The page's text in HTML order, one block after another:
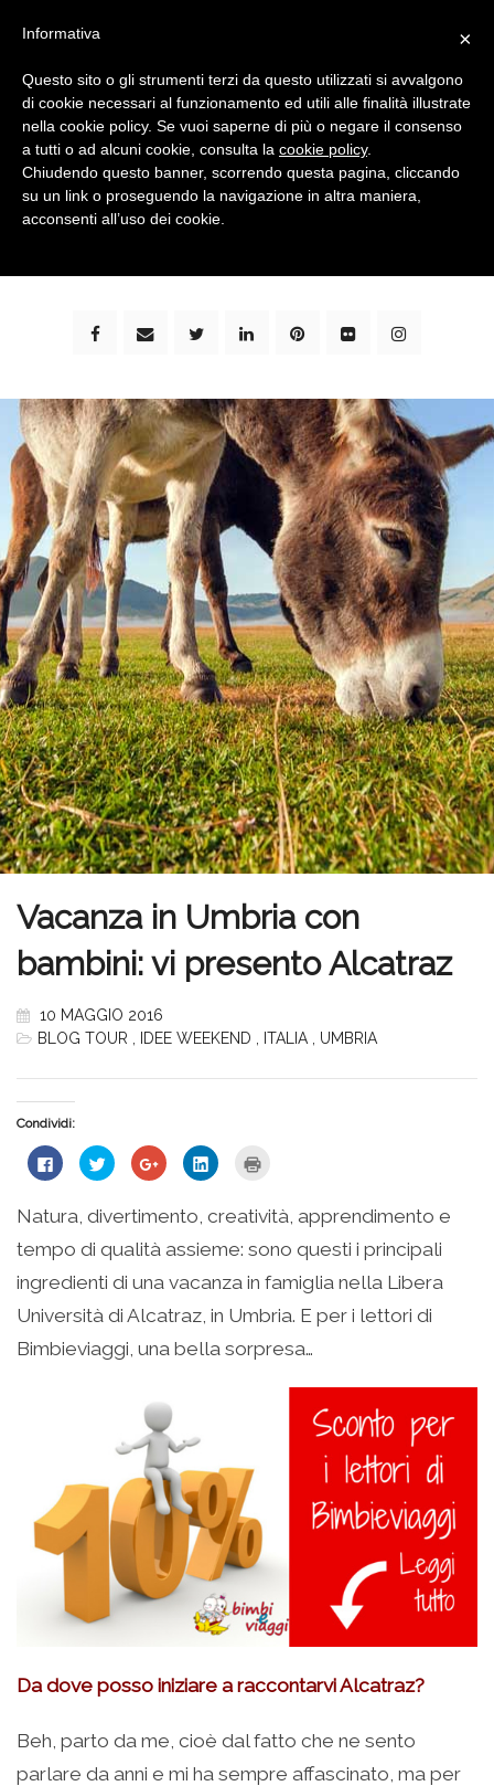
bimbi e viaggi - family travel blog: community #1 in
Vacanza in Umbria con
bambini: vi presento Alcatraz
10 MAGGIO 2016
BLOG TOUR
IDEE WEEKEND ITALIA UMBRIA
Condividi:
Fai
clic
su
Facebook
apre
una
nuova
finestra)
Fai
clic
condividere
su
Twitter
(Si
apre
in
una
nuova
finestra)
Fai
clic
condividere
su
Google+
(Si
in
una
nuova
finestra)
Fai
clic
condividere
su
(Si
in
una
nuova
finestra)
stampare
(Si
in
nuova
finestra)
Natura, divertimento, creatività, apprendimento e
tempo di qualità assieme: sono questi i principali
ingredienti di una vacanza in famiglia nella Libera
Università di Alcatraz, in Umbria. E per i lettori di
Bimbieviaggi, una bella sorpresa…
Da dove posso iniziare a raccontarvi Alcatraz?
Beh, parto da me, cioè dal fatto che ne sento
parlare da anni e mi ha sempre affascinato, ma per
×
Informativa
Questo sito o gli strumenti terzi da questo utilizzati si avvalgono
di cookie necessari al funzionamento ed utili alle finalità illustrate
nella cookie policy. Se vuoi saperne di più o negare il consenso
a tutti o ad alcuni cookie, consulta la cookie policy.
Chiudendo questo banner, scorrendo questa pagina, cliccando
su un link o proseguendo la navigazione in altra maniera,
acconsenti all’uso dei cookie.